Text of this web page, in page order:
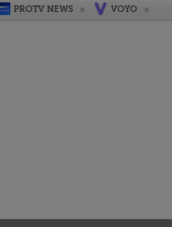
PROTV NEWS VOYO